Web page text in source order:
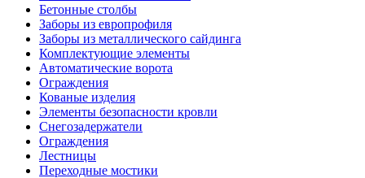
Бетонные столбы
Заборы из европрофиля
Заборы из металлического сайдинга
Комплектующие элементы
Автоматические ворота
Ограждения
Кованые изделия
Элементы безопасности кровли
Снегозадержатели
Ограждения
Лестницы
Переходные мостики